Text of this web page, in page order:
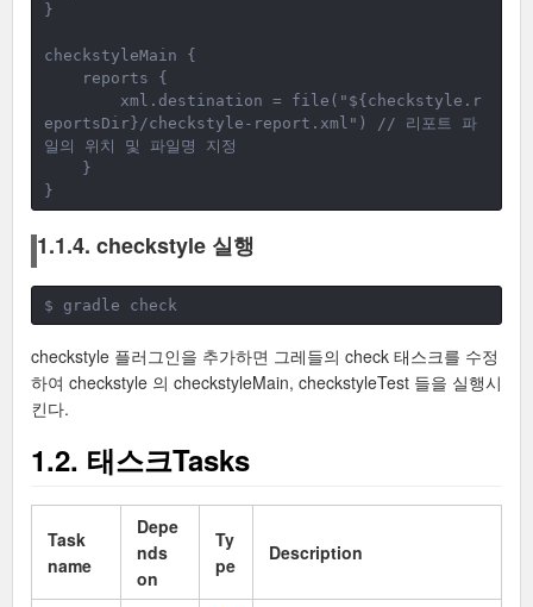
}
checkstyleMain {
reports {
xml.destination = file("${checkstyle.r
eportsDir}/checkstyle-report.xml") // 리포트 파
일의 위치 및 파일명 지정
}
}
1.1.4. checkstyle 실행
$ gradle check
checkstyle 플러그인을 추가하면 그레들의 check 태스크를 수정
하여 checkstyle 의 checkstyleMain, checkstyleTest 들을 실행시
킨다.
1.2. 태스크Tasks
Task
name
Depe
nds
on
Ty
pe
Description